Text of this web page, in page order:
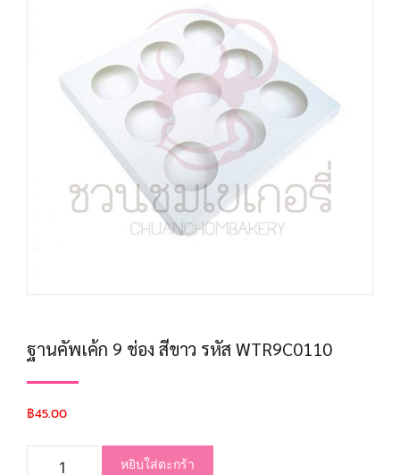
ฐานคัพเค้ก 9 ช่อง สีขาว รหัส WTR9C0110
฿45.00
หยิบใส่ตะกร้า